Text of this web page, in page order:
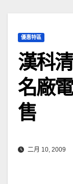
優惠特區
漢科
名廠
售
二月 10, 2009